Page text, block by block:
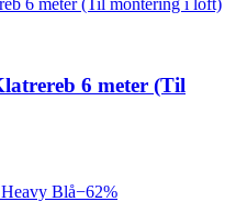
6 meter (Til
−62%